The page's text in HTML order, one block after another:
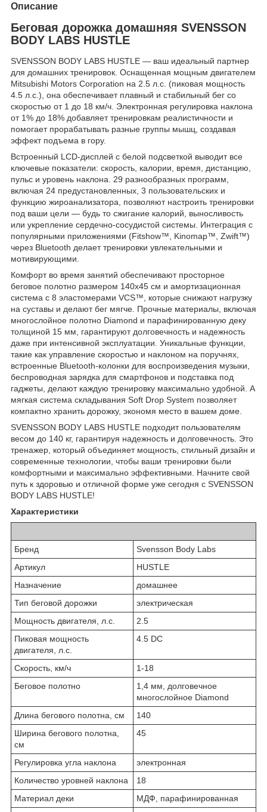
Описание
Беговая дорожка домашняя SVENSSON
BODY LABS HUSTLE
SVENSSON BODY LABS HUSTLE — ваш идеальный партнер
для домашних тренировок. Оснащенная мощным двигателем
Mitsubishi Motors Corporation на 2.5 л.с. (пиковая мощность
4.5 л.с.), она обеспечивает плавный и стабильный бег со
скоростью от 1 до 18 км/ч. Электронная регулировка наклона
от 1% до 18% добавляет тренировкам реалистичности и
помогает прорабатывать разные группы мышц, создавая
эффект подъема в гору.
Встроенный LCD-дисплей с белой подсветкой выводит все
ключевые показатели: скорость, калории, время, дистанцию,
пульс и уровень наклона. 29 разнообразных программ,
включая 24 предустановленных, 3 пользовательских и
функцию жироанализатора, позволяют настроить тренировки
под ваши цели — будь то сжигание калорий, выносливость
или укрепление сердечно-сосудистой системы. Интеграция с
популярными приложениями (Fitshow™, Kinomap™, Zwift™)
через Bluetooth делает тренировки увлекательными и
мотивирующими.
Комфорт во время занятий обеспечивают просторное
беговое полотно размером 140x45 см и амортизационная
система с 8 эластомерами VCS™, которые снижают нагрузку
на суставы и делают бег мягче. Прочные материалы, включая
многослойное полотно Diamond и парафинированную деку
толщиной 15 мм, гарантируют долговечность и надежность
даже при интенсивной эксплуатации. Уникальные функции,
такие как управление скоростью и наклоном на поручнях,
встроенные Bluetooth-колонки для воспроизведения музыки,
беспроводная зарядка для смартфонов и подставка под
гаджеты, делают каждую тренировку максимально удобной. А
мягкая система складывания Soft Drop System позволяет
компактно хранить дорожку, экономя место в вашем доме.
SVENSSON BODY LABS HUSTLE подходит пользователям
весом до 140 кг, гарантируя надежность и долговечность. Это
тренажер, который объединяет мощность, стильный дизайн и
современные технологии, чтобы ваши тренировки были
комфортными и максимально эффективными. Начните свой
путь к здоровью и отличной форме уже сегодня с SVENSSON
BODY LABS HUSTLE!
Характеристики
Бренд
Svensson Body Labs
Артикул
HUSTLE
Назначение
домашнее
Тип беговой дорожки
электрическая
Мощность двигателя, л.с.
2.5
Пиковая мощность
двигателя, л.с.
4.5 DC
Скорость, км/ч
1-18
Беговое полотно
1,4 мм, долговечное
многослойное Diamond
Длина бегового полотна, см
140
Ширина бегового полотна,
см
45
Регулировка угла наклона
электронная
Количество уровней наклона
18
Материал деки
МДФ, парафинированная